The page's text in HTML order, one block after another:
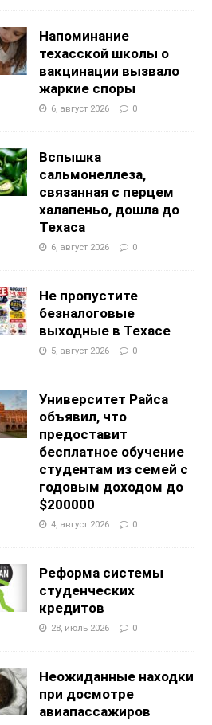
Напоминание
техасской школы о
вакцинации вызвало
жаркие споры
6, август 2026 0
Вспышка
сальмонеллеза,
связанная с перцем
халапеньо, дошла до
Техаса
6, август 2026 0
Не пропустите
безналоговые
выходные в Техасе
5, август 2026 0
Университет Райса
объявил, что
предоставит
бесплатное обучение
студентам из семей с
годовым доходом до
$200000
4, август 2026 0
Реформа системы
студенческих
кредитов
28, июль 2026 0
Неожиданные находки
при досмотре
авиапассажиров